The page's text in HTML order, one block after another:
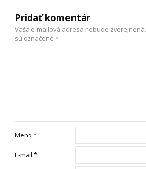
Pridať komentár
Vaša e-mailová adresa nebude zverejnená.
sú označené *
Meno *
E-mail *